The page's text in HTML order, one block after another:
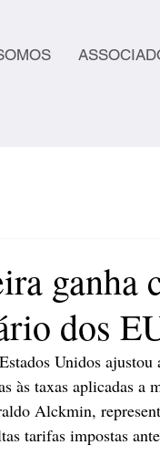
ganha
dos
Unidos
às taxas aplicadas a
Alckmin,
tarifas impostas